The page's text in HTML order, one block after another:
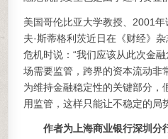
美国哥伦比亚大学教授、2001
夫·斯蒂格利茨近日在《财经》
危机时说：“我们应该从此次金
场需要监管，跨界的资本流动非
为维持金融稳定性的关键部分，
用监管，这样只能让不稳定的局
作者为上海商业银行深圳分